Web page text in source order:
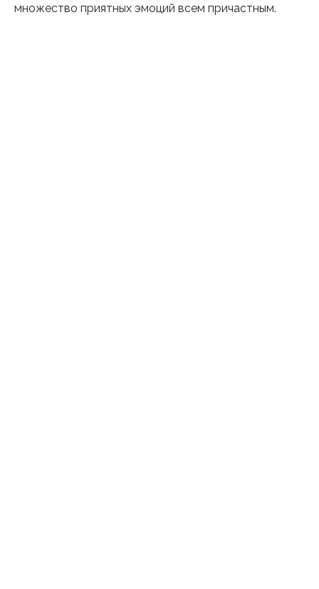
множество приятных эмоций всем причастным.